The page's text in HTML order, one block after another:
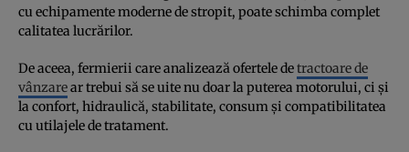
cu echipamente moderne de stropit, poate schimba complet
calitatea lucrărilor.
De aceea, fermierii care analizează ofertele detractoare de
vânzarear trebui să se uite nu doar la puterea motorului, ci și
la confort, hidraulică, stabilitate, consum și compatibilitatea
cu utilajele de tratament.